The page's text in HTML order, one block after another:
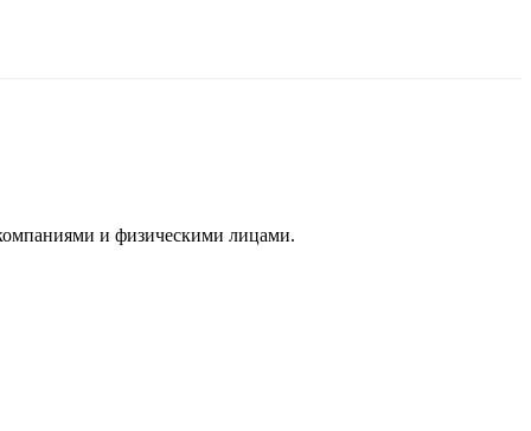
и физическими лицами.